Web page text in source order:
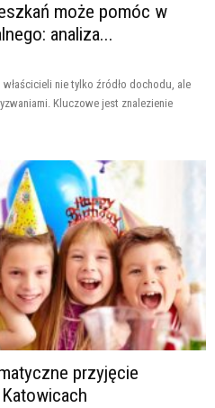
może pomóc w
analiza...
nie tylko źródło dochodu, ale
Kluczowe jest znalezienie
przyjęcie